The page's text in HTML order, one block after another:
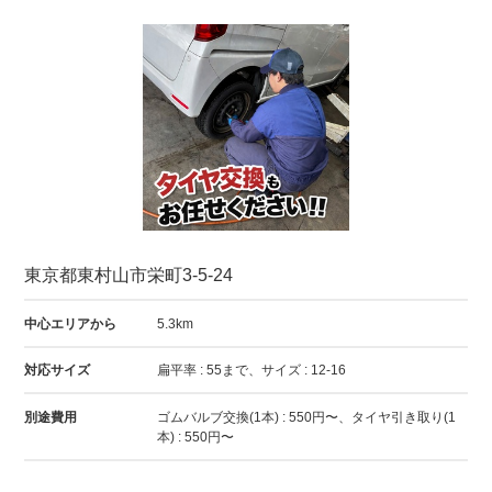
東京都東村山市栄町3-5-24
中心エリアから 5.3km
対応サイズ 扁平率 : 55まで、サイズ : 12-16
別途費用
ゴムバルブ交換(1本) : 550円〜、タイヤ引き取り(1
本) : 550円〜